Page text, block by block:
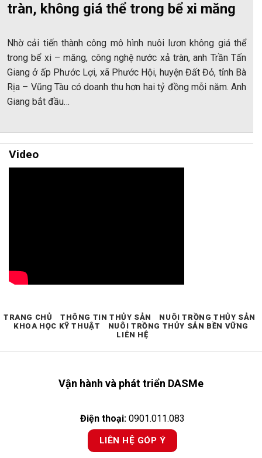
tràn, không giá thể trong bể xi măng
Nhờ cải tiến thành công mô hình nuôi lươn không giá thể
trong bể xi – măng, công nghệ nước xả tràn, anh Trần Tấn
Giang ở ấp Phước Lợi, xã Phước Hội, huyện Đất Đỏ, tỉnh Bà
Rịa – Vũng Tàu có doanh thu hơn hai tỷ đồng mỗi năm. Anh
Giang bắt đầu…
Video
Vận hành và phát triển DASMe
Điện thoại: 0901.011.083
LIÊN HỆ GÓP Ý
TRANG CHỦ THÔNG TIN THỦY SẢN
NUÔI TRỒNG THỦY SẢN
KHOA HỌC KỸ THUẬT
NUÔI TRỒNG THỦY SẢN BỀN VỮNG
LIÊN HỆ